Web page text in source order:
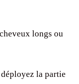
longs ou
la partie